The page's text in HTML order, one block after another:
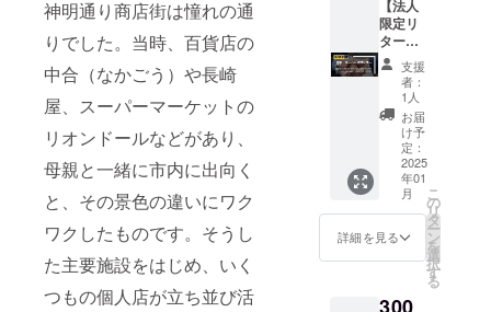
神明通り商店街は憧れの通
りでした。当時、百貨店の
中合（なかごう）や長崎
屋、スーパーマーケットの
リオンドールなどがあり、
母親と一緒に市内に出向く
と、その景色の違いにワク
ワクしたものです。そうし
た主要施設をはじめ、いく
つもの個人店が立ち並び活
ヒー
ポット
(大)：
高さ
14cm ×
幅12cm
(中)：高
10cm×
幅9cm
●ストー
リー
ブック
て ・掲
11 ・通
信販売
酒類小
売業免
許を有
する
「榮川
酒造株
式会
社
ゆっ
蔵」か
ら直送
しま
す。
若松酒
・消費
期限：
納品後
約3日
・原産
国：日
本 ・産
地：福
島県会
津若松
※「原材
添加物
等の食
はお届
して、
公式
webサ
イトに
ご支援
頂いた
方のお
名前
（ニッ
クネー
ム）を
掲載し
（法人
様の場
テム、
地元の
郷土
品、食
品など
も販売
するラ
イフス
タイル
セレク
ショッ
す。 ・
開業サ
のお名
前
（ニッ
クネー
ム）を
掲載し
ます（※
ストー
リー
ブック
は郵送
しま
す） ●
オリジ
・発送
方のお
名前
（ニッ
クネー
ム）を
掲載し
ます。
・プロ
ジェク
ト立ち
上げか
らの関
係者の
熱い想
する、
ジェク
ト立ち
上げか
らの関
係者の
熱い想
いと施
設紹介
で構成
する、
ストー
リー
ブック
に会社
ロゴ、
紹介文
ペー
【法人
限定リ
ター
ン
ゴール
ドスポ
ン
サー】
①開業
サポー
ター企
業とし
て、公
式web
サイト
に会社
紹介文
支援
者：
1人
お届
け予
定：
2025
年01
月
詳細を見る
こ
の
リ
タ
ー
ン
を
選
択
す
る
300